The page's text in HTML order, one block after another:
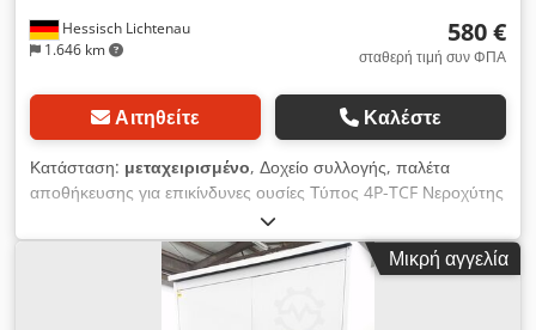
Hessisch Lichtenau
1.646 km
580 €
σταθερή τιμή συν ΦΠΑ
Αιτηθείτε Καλέστε
Κατάσταση: μεταχειρισμένο, Δοχείο συλλογής, παλέτα
αποθήκευσης για επικίνδυνες ουσίες Τύπος 4P-TCF Νεροχύτης
με σχάρα Αριθμός κατασκευαστή: 80027720 Έτος κατασκευής:
1997 Χωρητικότητα συλλογής: 1000 λίτρα Φορτίο: 2000 κιλά
με ομοιόμορφη κατανομή - Δοχείο από χαλυβδόφυλλο (1.0038)
- Επίσημη έγκριση: LUA NRW-19h-95/14.0.0 - Τρίμερη
Μικρή αγγελία